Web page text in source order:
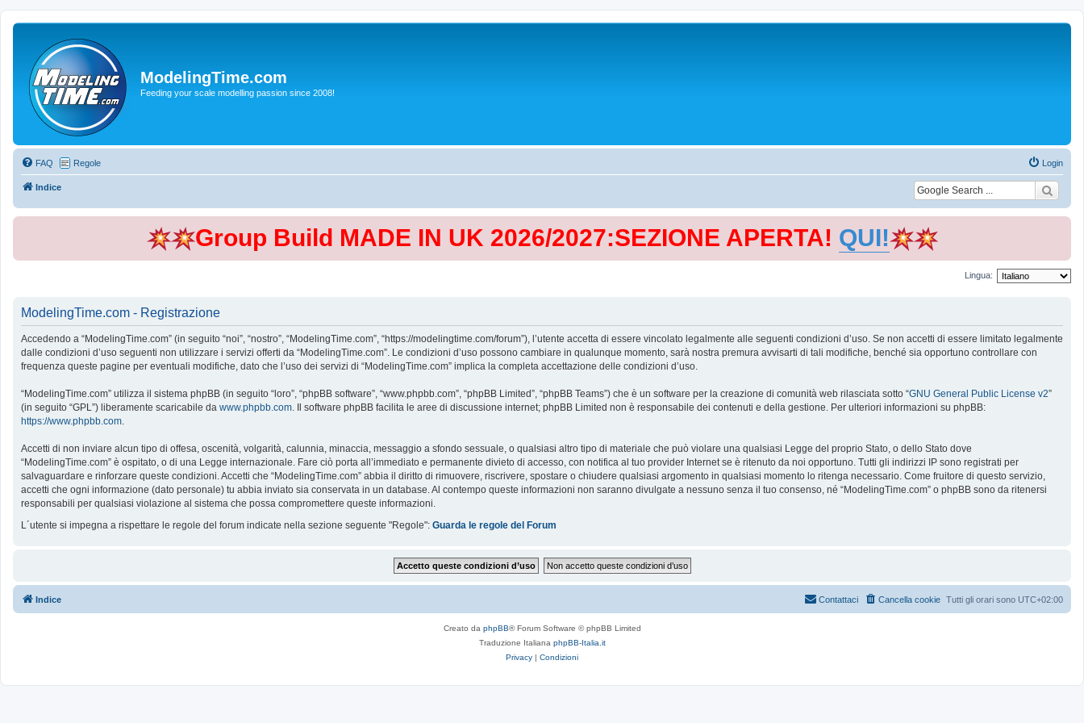
ModelingTime.com
Feeding your scale modelling passion since 2008!
FAQ Regole Login
Indice
Group Build MADE IN UK 2026/2027:SEZIONE APERTA! QUI!
Lingua:
ModelingTime.com - Registrazione
Accedendo a “ModelingTime.com” (in seguito “noi”, “nostro”, “ModelingTime.com”, “https://modelingtime.com/forum”), l’utente accetta di essere vincolato legalmente alle seguenti condizioni d’uso. Se non accetti di essere limitato legalmente
dalle condizioni d’uso seguenti non utilizzare i servizi offerti da “ModelingTime.com”. Le condizioni d’uso possono cambiare in qualunque momento, sarà nostra premura avvisarti di tali modifiche, benché sia opportuno controllare con
frequenza queste pagine per eventuali modifiche, dato che l’uso dei servizi di “ModelingTime.com” implica la completa accettazione delle condizioni d’uso.
“ModelingTime.com” utilizza il sistema phpBB (in seguito “loro”, “phpBB software”, “www.phpbb.com”, “phpBB Limited”, “phpBB Teams”) che è un software per la creazione di comunità web rilasciata sotto “GNU General Public License v2”
(in seguito “GPL”) liberamente scaricabile da www.phpbb.com . Il software phpBB facilita le aree di discussione internet; phpBB Limited non è responsabile dei contenuti e della gestione. Per ulteriori informazioni su phpBB:
https://www.phpbb.com
Accetti di non inviare alcun tipo di offesa, oscenità, volgarità, calunnia, minaccia, messaggio a sfondo sessuale, o qualsiasi altro tipo di materiale che può violare una qualsiasi Legge del proprio Stato, o dello Stato dove
“ModelingTime.com” è ospitato, o di una Legge internazionale. Fare ciò porta all’immediato e permanente divieto di accesso, con notifica al tuo provider Internet se è ritenuto da noi opportuno. Tutti gli indirizzi IP sono registrati per
salvaguardare e rinforzare queste condizioni. Accetti che “ModelingTime.com” abbia il diritto di rimuovere, riscrivere, spostare o chiudere qualsiasi argomento in qualsiasi momento lo ritenga necessario. Come fruitore di questo servizio,
accetti che ogni informazione (dato personale) tu abbia inviato sia conservata in un database. Al contempo queste informazioni non saranno divulgate a nessuno senza il tuo consenso, né “ModelingTime.com” o phpBB sono da ritenersi
responsabili per qualsiasi violazione al sistema che possa compromettere queste informazioni.
L´utente si impegna a rispettare le regole del forum indicate nella sezione seguente "Regole": Guarda le regole del Forum
Indice Tutti gli orari sono UTC+02:00
Cancella cookie
Contattaci
Creato da phpBB® Forum Software © phpBB Limited
Traduzione Italiana phpBB-Italia.it
Privacy | Condizioni